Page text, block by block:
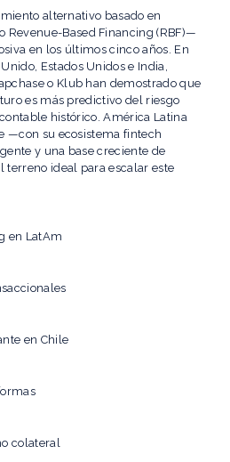
alternativo basado en
Revenue-Based Financing (RBF)—
en los últimos cinco años. En
Estados Unidos e India,
o Klub han demostrado que
es más predictivo del riesgo
histórico. América Latina
—con su ecosistema fintech
y una base creciente de
ideal para escalar este
en LatAm
en Chile
colateral